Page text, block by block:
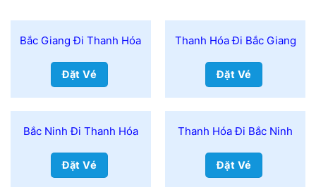
Bắc Giang Đi Thanh Hóa
Đặt Vé
Thanh Hóa Đi Bắc Giang
Đặt Vé
Bắc Ninh Đi Thanh Hóa
Đặt Vé
Thanh Hóa Đi Bắc Ninh
Đặt Vé